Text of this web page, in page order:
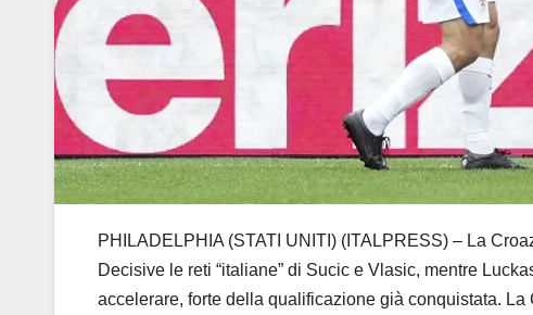
PHILADELPHIA (STATI UNITI) (ITALPRESS) – La
Decisive le reti “italiane” di Sucic e Vlasic, mentre
accelerare, forte della qualificazione già conquistata.